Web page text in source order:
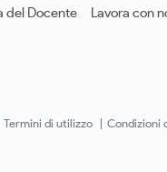
del Docente Lavora con
Termini di utilizzo Condizioni